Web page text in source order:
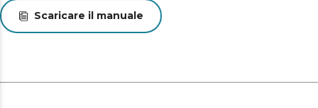
Scaricare il manuale